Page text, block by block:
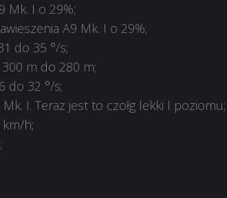
Mk. I o 29%;
A9 Mk. I o 29%;
do 35 °/s;
m do 280 m;
do 32 °/s;
I. Teraz jest to czołg lekki I poziomu;
h;